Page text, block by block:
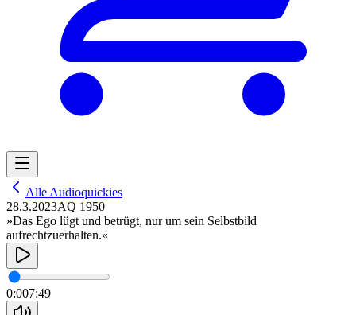
Alle Audioquickies
28.3.2023AQ 1950
»Das Ego lügt und betrügt, nur um sein Selbstbild
aufrechtzuerhalten.«
0:007:49